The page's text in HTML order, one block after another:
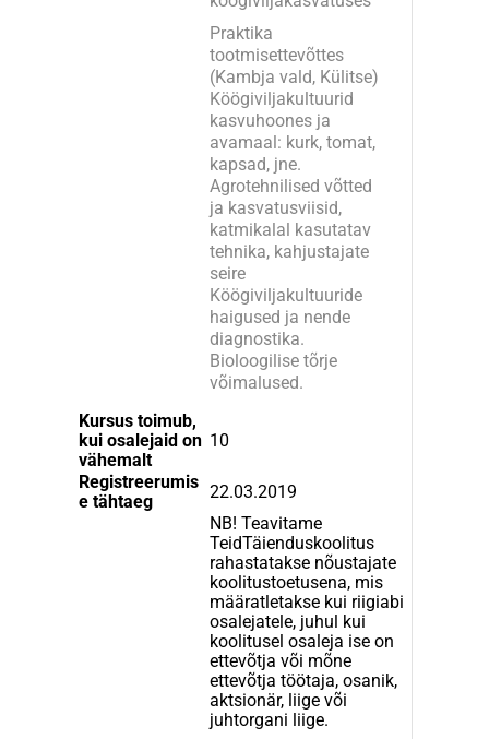
Praktika
tootmisettevõttes
(Kambja vald, Külitse)
Köögiviljakultuurid
kasvuhoones ja
avamaal: kurk, tomat,
kapsad, jne.
Agrotehnilised võtted
ja kasvatusviisid,
katmikalal kasutatav
tehnika, kahjustajate
seire
Köögiviljakultuuride
haigused ja nende
diagnostika.
Bioloogilise tõrje
võimalused.
Kursus toimub,
kui osalejaid on
vähemalt
10
Registreerumis
e tähtaeg
22.03.2019
NB! Teavitame
TeidTäienduskoolitus
rahastatakse nõustajate
koolitustoetusena, mis
määratletakse kui riigiabi
osalejatele, juhul kui
koolitusel osaleja ise on
ettevõtja või mõne
ettevõtja töötaja, osanik,
aktsionär, liige või
juhtorgani liige.